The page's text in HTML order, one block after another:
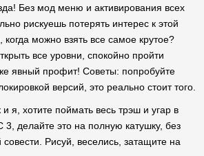
Без мод меню и активирования всех
рискуешь потерять интерес к этой
когда можно взять все самое крутое?
все уровни, спокойно пройти
явный профит! Советы: попробуйте
версий, это реально стоит того.
я, хотите поймать весь трэш и угар в
3, делайте это на полную катушку, без
совести. Рисуй, веселись, затащите на